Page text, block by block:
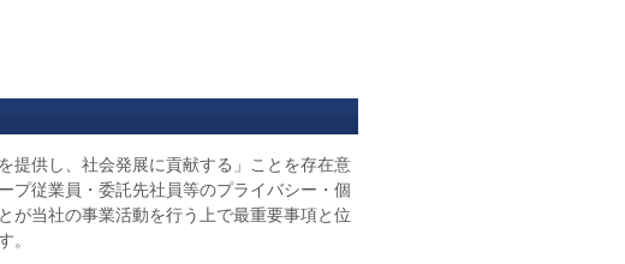
提供し、社会発展に貢献する」ことを存在意
プ従業員・委託先社員等のプライバシー・個
が当社の事業活動を行う上で最重要事項と位
。